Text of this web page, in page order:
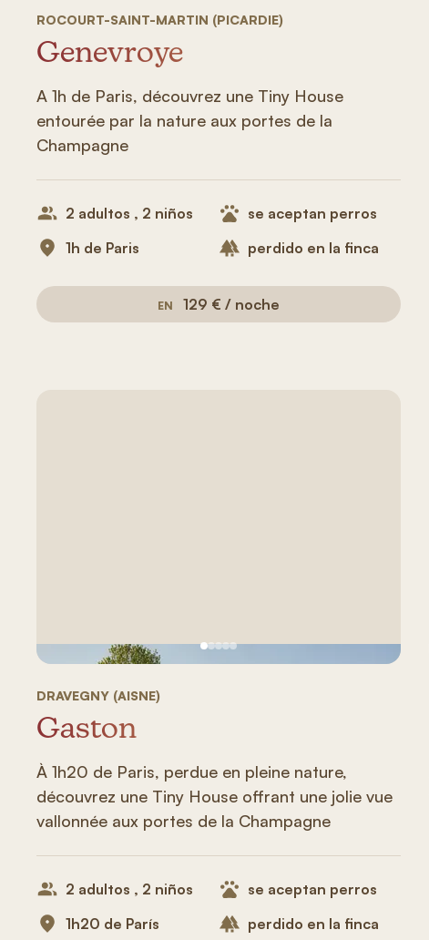
ROCOURT-SAINT-MARTIN (PICARDIE)
Genevroye
A 1h de Paris, découvrez une Tiny House
entourée par la nature aux portes de la
Champagne
2 adultos , 2 niños
1h de Paris
se aceptan perros
perdido en la finca
EN 129 € / noche
DRAVEGNY (AISNE)
Gaston
À 1h20 de Paris, perdue en pleine nature,
découvrez une Tiny House offrant une jolie vue
vallonnée aux portes de la Champagne
2 adultos , 2 niños
1h20 de París
se aceptan perros
perdido en la finca